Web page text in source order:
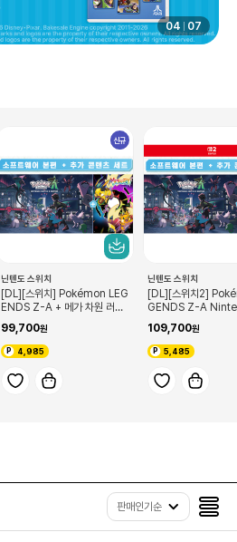
04 07
신규
닌텐도 스위치
[DL][스위치] Pokémon LEG
ENDS Z-A + 메가 차원 러시
세트
99,700
4,985
닌텐도 스위치
[DL][스위치2]
GENDS Z-A
itch 2 Edition + 메
시 세트
109,700
5,485
판매인기순